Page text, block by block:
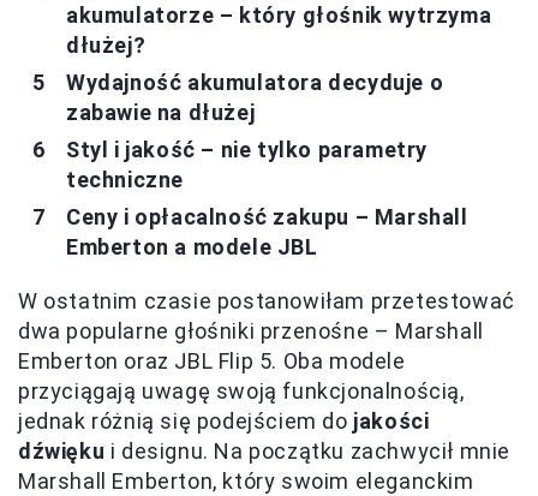
akumulatorze – który głośnik wytrzyma
dłużej?
Wydajność akumulatora decyduje o
zabawie na dłużej
Styl i jakość – nie tylko parametry
techniczne
Ceny i opłacalność zakupu – Marshall
Emberton a modele JBL
W ostatnim czasie postanowiłam przetestować
dwa popularne głośniki przenośne – Marshall
Emberton oraz JBL Flip 5. Oba modele
przyciągają uwagę swoją funkcjonalnością,
jednak różnią się podejściem do jakości
dźwięku i designu. Na początku zachwycił mnie
Marshall Emberton, który swoim eleganckim